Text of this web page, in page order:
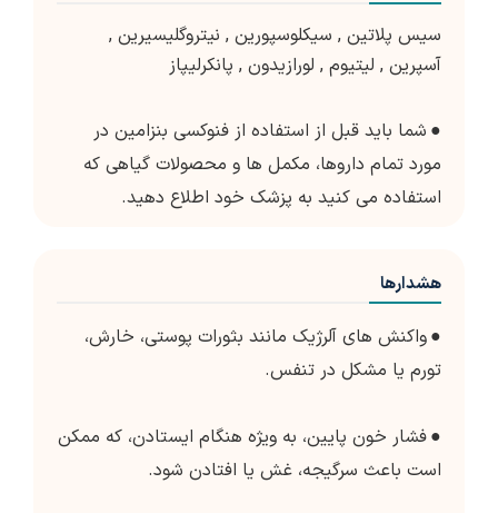
سیس پلاتین , سیکلوسپورین , نیتروگلیسیرین ,
آسپرین , لیتیوم , لورازیدون , پانکرلیپاز
● شما باید قبل از استفاده از فنوکسی بنزامین در
مورد تمام داروها، مکمل ها و محصولات گیاهی که
استفاده می کنید به پزشک خود اطلاع دهید.
هشدارها
●واکنش های آلرژیک مانند بثورات پوستی، خارش،
تورم یا مشکل در تنفس.
●فشار خون پایین، به ویژه هنگام ایستادن، که ممکن
است باعث سرگیجه، غش یا افتادن شود.